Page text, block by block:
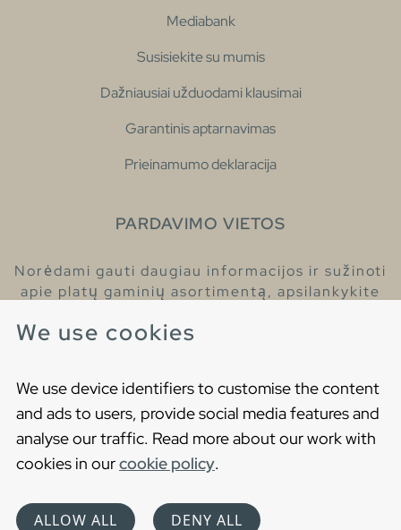
We use cookies
We use device identifiers to customise the content
and ads to users, provide social media features and
analyse our traffic. Read more about our work with
cookies in ourcookie policy.
ALLOW ALL DENY ALL
Mediabank
Susisiekite su mumis
Dažniausiai užduodami klausimai
Garantinis aptarnavimas
Prieinamumo deklaracija
PARDAVIMO VIETOS
Norėdami gauti daugiau informacijos ir sužinoti
apie platų gaminių asortimentą, apsilankykite
Cookies
Privatumo politika